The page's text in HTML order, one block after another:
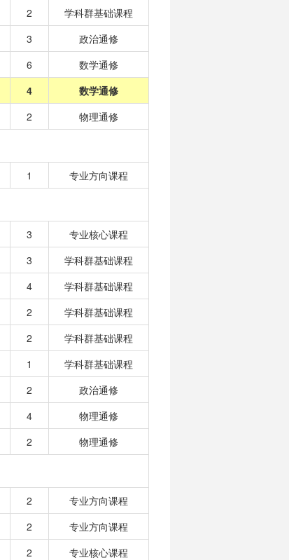
2
学科群基础课程
3
政治通修
6
数学通修
4
数学通修
2 物理通修
1 专业方向课程
3
专业核心课程
3
学科群基础课程
4
学科群基础课程
2
学科群基础课程
2
学科群基础课程
1
学科群基础课程
2
政治通修
4
物理通修
2 物理通修
2
专业方向课程
2
专业方向课程
2
专业核心课程